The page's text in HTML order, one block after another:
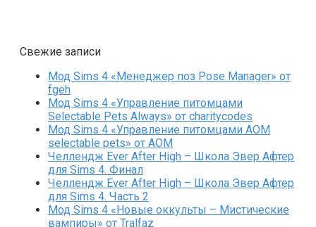
Свежие записи
Мод Sims 4 «Менеджер поз Pose Manager» от
fgeh
Мод Sims 4 «Управление питомцами
Selectable Pets Always» от charitycodes
Мод Sims 4 «Управление питомцами AOM
selectable pets» от AOM
Челлендж Ever After High – Школа Эвер Афтер
для Sims 4. Финал
Челлендж Ever After High – Школа Эвер Афтер
для Sims 4. Часть 2
Мод Sims 4 «Новые оккульты – Мистические
вампиры» от Tralfaz